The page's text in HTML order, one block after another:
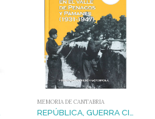
MEMORIA DE CANTABRIA